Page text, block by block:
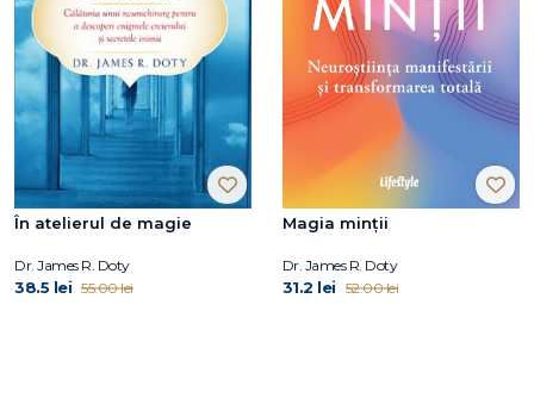
În atelierul de magie
Dr. James R. Doty
38.5 lei 55.00 lei
Magia minții
Dr. James R. Doty
31.2 lei 52.00 lei